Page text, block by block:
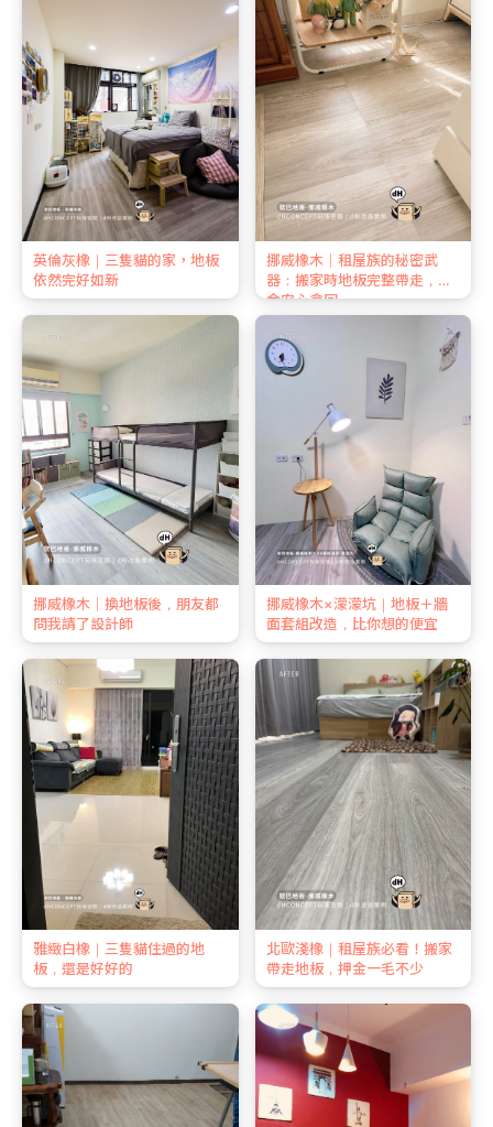
英倫灰橡｜三隻貓的家，地板
依然完好如新
挪威橡木｜租屋族的秘密武
器：搬家時地板完整帶走，押
金安心拿回
挪威橡木｜換地板後，朋友都
問我請了設計師
挪威橡木×濛濛坑｜地板＋牆
面套組改造，比你想的便宜
雅緻白橡｜三隻貓住過的地
板，還是好好的
北歐淺橡｜租屋族必看！搬家
帶走地板，押金一毛不少